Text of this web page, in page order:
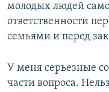
молодых людей
ответственности
семьями и перед
У меня серьезные
части вопроса.